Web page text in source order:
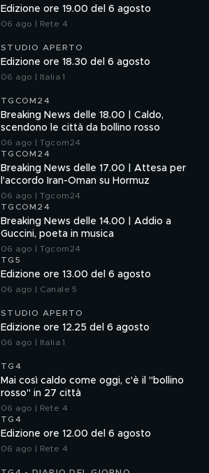
Edizione ore 19.00 del 6 agosto
06 ago | Rete 4
STUDIO APERTO
Edizione ore 18.30 del 6 agosto
06 ago | Italia 1
TGCOM24
Breaking News delle 18.00 | Caldo,
scendono le città da bollino rosso
06 ago | Tgcom24
TGCOM24
Breaking News delle 17.00 | Attesa per
l'accordo Iran-Oman su Hormuz
06 ago | Tgcom24
TGCOM24
Breaking News delle 14.00 | Addio a
Guccini, poeta in musica
06 ago | Tgcom24
TG5
Edizione ore 13.00 del 6 agosto
06 ago | Canale 5
STUDIO APERTO
Edizione ore 12.25 del 6 agosto
06 ago | Italia 1
TG4
Mai così caldo come oggi, c'è il "bollino
rosso" in 27 città
06 ago | Rete 4
TG4
Edizione ore 12.00 del 6 agosto
06 ago | Rete 4